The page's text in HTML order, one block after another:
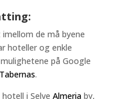
de må byene
hoteller og enkle
på Google
Tabernas.
i Selve Almeriaby,